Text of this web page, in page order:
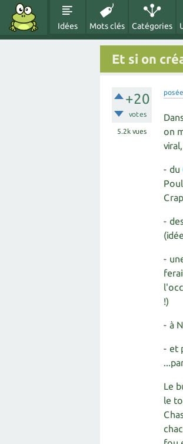
Idées Mots clés Catégories
Et si on
+20
votes
5.2kvues
posée
on
- du
-
-
!)
- à
- et
Le
le